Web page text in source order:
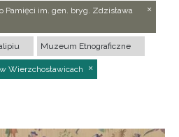
Pamięci im. gen. bryg. Zdzisława
Muzeum Etnograficzne
Wierzchosławicach